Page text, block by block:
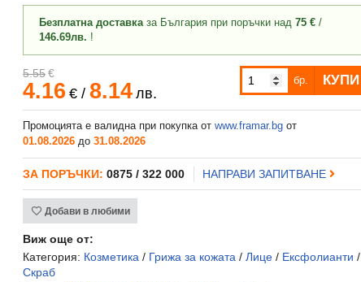
Безплатна доставказа България при поръчки над 75 € /
146.69лв. !
5.55€
4.16 €/ 8.14 лв.
бр. КУПИ
Промоцията е валидна при покупка отwww.framar.bg от
01.08.2026 до31.08.2026
ЗА ПОРЪЧКИ: 0875 / 322 000 НАПРАВИ ЗАПИТВАНЕ
Добави в любими
Виж още от:
Категория: Козметика / Грижа за кожата /Лице / Ексфолианти /
Скраб